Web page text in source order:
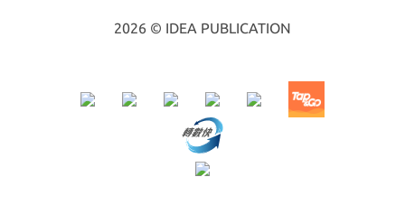
2026 © IDEA PUBLICATION